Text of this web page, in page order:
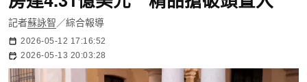
記者蘇詠智 ／綜合報導
2026-05-12 17:16:52
2026-05-13 20:03:28